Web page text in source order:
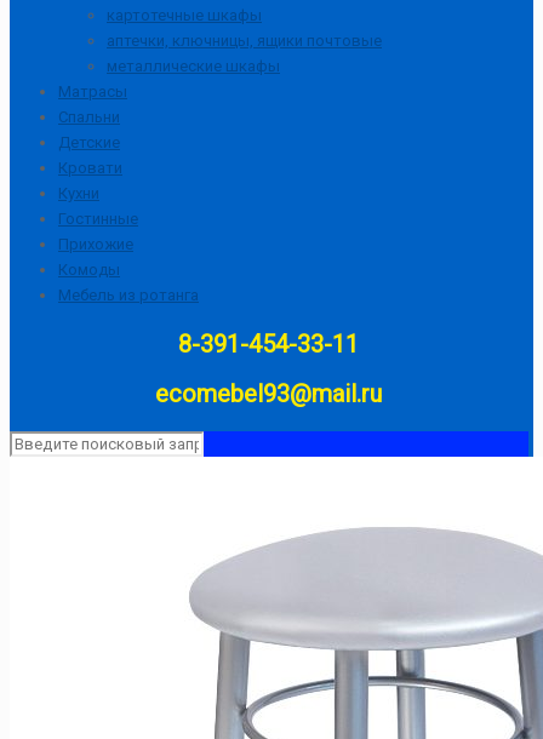
картотечные шкафы
аптечки, ключницы, ящики почтовые
металлические шкафы
Матрасы
Спальни
Детские
Кровати
Кухни
Гостинные
Прихожие
Комоды
Мебель из ротанга
8-391-454-33-11
ecomebel93@mail.ru